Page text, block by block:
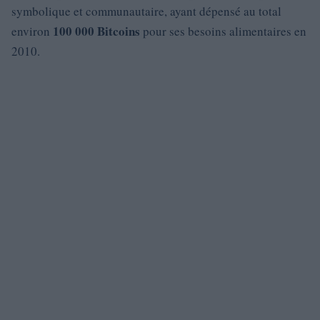
symbolique et communautaire, ayant dépensé au total
environ 100 000 Bitcoins pour ses besoins alimentaires en
2010.